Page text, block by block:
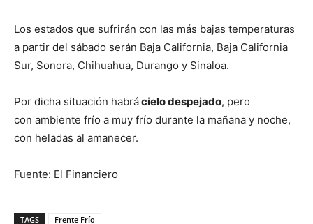
Los estados que sufrirán con las más bajas temperaturas
a partir del sábado serán Baja California, Baja California
Sur, Sonora, Chihuahua, Durango y Sinaloa.
Por dicha situación habrácielo despejado, pero
con ambiente frío a muy frío durante la mañana y noche,
con heladas al amanecer.
Fuente: El Financiero
TAGS Frente Frío